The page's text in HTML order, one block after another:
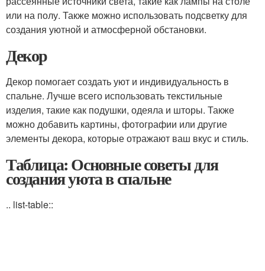
или на полу. Также можно использовать подсветку для
создания уютной и атмосферной обстановки.
Декор
Декор помогает создать уют и индивидуальность в
спальне. Лучше всего использовать текстильные
изделия, такие как подушки, одеяла и шторы. Также
можно добавить картины, фотографии или другие
элементы декора, которые отражают ваш вкус и стиль.
Таблица: Основные советы для
создания уюта в спальне
.. list-table::